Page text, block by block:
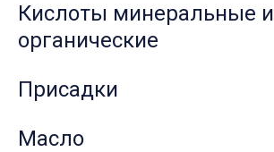
Кислоты минеральные и
органические
Присадки
Масло